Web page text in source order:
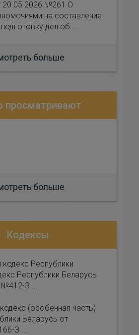
20.05.2026 №261 О
на составление
дел об ...
больше
просматривают
больше
Кодексы
Республики
Республики Беларусь
№412-З ...
(особенная часть).
Беларусь от
З ...